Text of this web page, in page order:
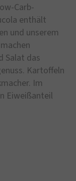
Carb-
enthält
und unserem
Salat das
Kartoffeln
Im
Eiweißanteil